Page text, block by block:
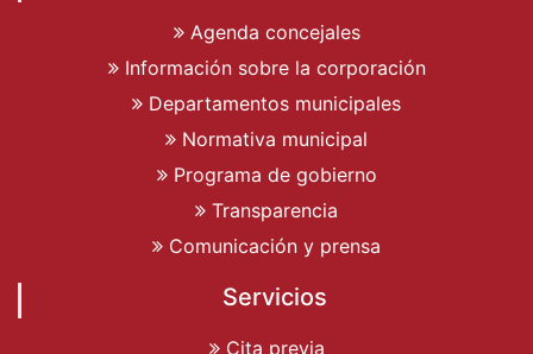
Agenda concejales
Información sobre la corporación
Departamentos municipales
Normativa municipal
Programa de gobierno
Transparencia
Comunicación y prensa
Servicios
Cita previa